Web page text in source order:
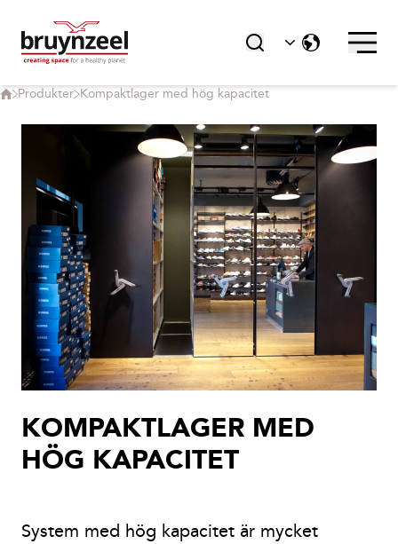
Produkter Kompaktlager med hög kapacitet
KOMPAKTLAGER MED
HÖG KAPACITET
System med hög kapacitet är mycket